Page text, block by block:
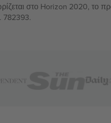
στο Horizon 2020, το
782393.